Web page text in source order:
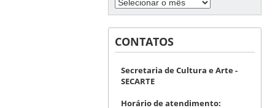
CONTATOS
Secretaria de Cultura e Arte -
SECARTE
Horário de atendimento: